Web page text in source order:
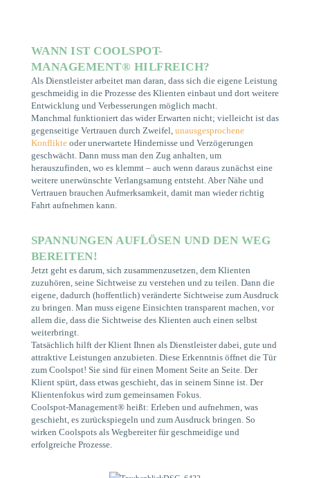
WANN IST COOLSPOT-
MANAGEMENT® HILFREICH?
Als Dienstleister arbeitet man daran, dass sich die eigene Leistung
geschmeidig in die Prozesse des Klienten einbaut und dort weitere
Entwicklung und Verbesserungen möglich macht.
Manchmal funktioniert das wider Erwarten nicht; vielleicht ist das
gegenseitige Vertrauen durch Zweifel, unausgesprochene
Konflikteoder unerwartete Hindernisse und Verzögerungen
geschwächt. Dann muss man den Zug anhalten, um
herauszufinden, wo es klemmt – auch wenn daraus zunächst eine
weitere unerwünschte Verlangsamung entsteht. Aber Nähe und
Vertrauen brauchen Aufmerksamkeit, damit man wieder richtig
Fahrt aufnehmen kann.
SPANNUNGEN AUFLÖSEN UND DEN WEG
BEREITEN!
Jetzt geht es darum, sich zusammenzusetzen, dem Klienten
zuzuhören, seine Sichtweise zu verstehen und zu teilen. Dann die
eigene, dadurch (hoffentlich) veränderte Sichtweise zum Ausdruck
zu bringen. Man muss eigene Einsichten transparent machen, vor
allem die, dass die Sichtweise des Klienten auch einen selbst
weiterbringt.
Tatsächlich hilft der Klient Ihnen als Dienstleister dabei, gute und
attraktive Leistungen anzubieten. Diese Erkenntnis öffnet die Tür
zum Coolspot! Sie sind für einen Moment Seite an Seite. Der
Klient spürt, dass etwas geschieht, das in seinem Sinne ist. Der
Klientenfokus wird zum gemeinsamen Fokus.
Coolspot-Management® heißt: Erleben und aufnehmen, was
geschieht, es zurückspiegeln und zum Ausdruck bringen. So
wirken Coolspots als Wegbereiter für geschmeidige und
erfolgreiche Prozesse.